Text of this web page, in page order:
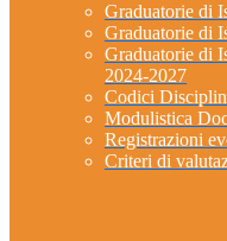
Graduatorie di
Graduatorie di
Graduatorie di
2024-2027
Codici
Modulistica
Registrazioni
Criteri di